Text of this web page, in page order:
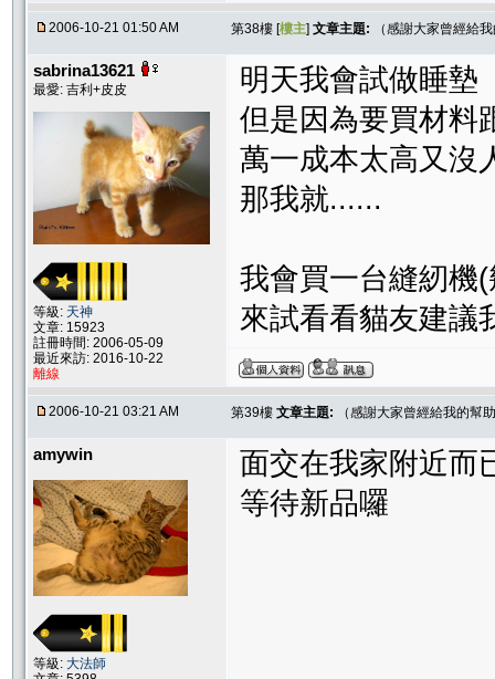
2006-10-21 01:50 AM 第38樓 [樓主] 文章主題: （感謝大家曾經給
sabrina13621
最愛: 吉利+皮皮
等級: 天神
文章: 15923
註冊時間: 2006-05-09
最近來訪: 2016-10-22
離線
明天我會試做睡墊
但是因為要買材料
萬一成本太高又沒
那我就......
我會買一台縫紉機
來試看看貓友建議
2006-10-21 03:21 AM 第39樓 文章主題: （感謝大家曾經給我的幫
amywin
等級: 大法師
面交在我家附近而
等待新品囉